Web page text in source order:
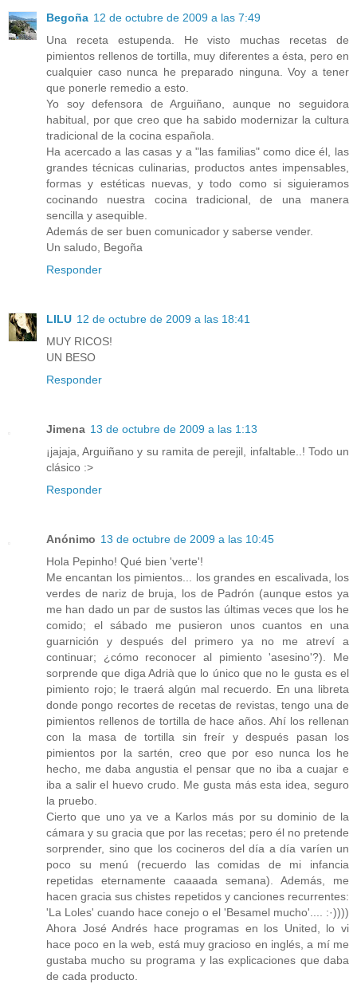
Begoña 12 de octubre de 2009 a las 7:49
Una receta estupenda. He visto muchas recetas de
pimientos rellenos de tortilla, muy diferentes a ésta, pero en
cualquier caso nunca he preparado ninguna. Voy a tener
que ponerle remedio a esto.
Yo soy defensora de Arguiñano, aunque no seguidora
habitual, por que creo que ha sabido modernizar la cultura
tradicional de la cocina española.
Ha acercado a las casas y a "las familias" como dice él, las
grandes técnicas culinarias, productos antes impensables,
formas y estéticas nuevas, y todo como si siguieramos
cocinando nuestra cocina tradicional, de una manera
sencilla y asequible.
Además de ser buen comunicador y saberse vender.
Un saludo, Begoña
Responder
LILU 12 de octubre de 2009 a las 18:41
MUY RICOS!
UN BESO
Responder
Jimena 13 de octubre de 2009 a las 1:13
¡jajaja, Arguiñano y su ramita de perejil, infaltable..! Todo un
clásico :>
Responder
Anónimo 13 de octubre de 2009 a las 10:45
Hola Pepinho! Qué bien 'verte'!
Me encantan los pimientos... los grandes en escalivada, los
verdes de nariz de bruja, los de Padrón (aunque estos ya
me han dado un par de sustos las últimas veces que los he
comido; el sábado me pusieron unos cuantos en una
guarnición y después del primero ya no me atreví a
continuar; ¿cómo reconocer al pimiento 'asesino'?). Me
sorprende que diga Adrià que lo único que no le gusta es el
pimiento rojo; le traerá algún mal recuerdo. En una libreta
donde pongo recortes de recetas de revistas, tengo una de
pimientos rellenos de tortilla de hace años. Ahí los rellenan
con la masa de tortilla sin freír y después pasan los
pimientos por la sartén, creo que por eso nunca los he
hecho, me daba angustia el pensar que no iba a cuajar e
iba a salir el huevo crudo. Me gusta más esta idea, seguro
la pruebo.
Cierto que uno ya ve a Karlos más por su dominio de la
cámara y su gracia que por las recetas; pero él no pretende
sorprender, sino que los cocineros del día a día varíen un
poco su menú (recuerdo las comidas de mi infancia
repetidas eternamente caaaada semana). Además, me
hacen gracia sus chistes repetidos y canciones recurrentes:
'La Loles' cuando hace conejo o el 'Besamel mucho'.... :·))))
Ahora José Andrés hace programas en los United, lo vi
hace poco en la web, está muy gracioso en inglés, a mí me
gustaba mucho su programa y las explicaciones que daba
de cada producto.